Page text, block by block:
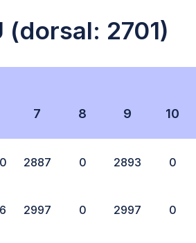
(dorsal: 2701)
7 8 9 10
2887 0 2893 0
2997 0 2997 0